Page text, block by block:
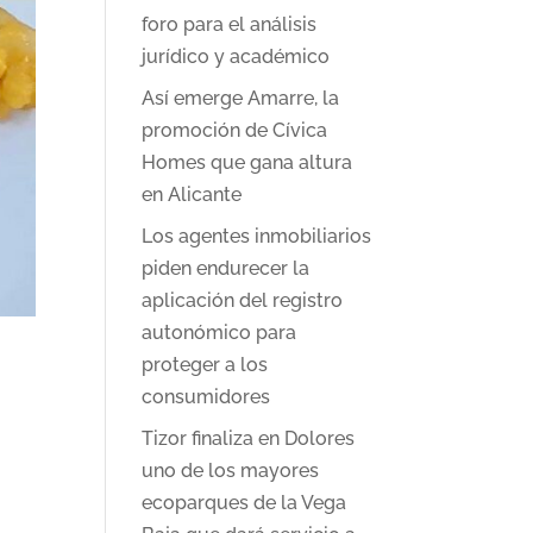
foro para el análisis
jurídico y académico
Así emerge Amarre, la
promoción de Cívica
Homes que gana altura
en Alicante
Los agentes inmobiliarios
piden endurecer la
aplicación del registro
autonómico para
proteger a los
consumidores
Tizor finaliza en Dolores
uno de los mayores
ecoparques de la Vega